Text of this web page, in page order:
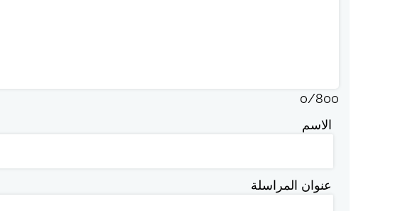
0/800
الاسم
عنوان المراسلة